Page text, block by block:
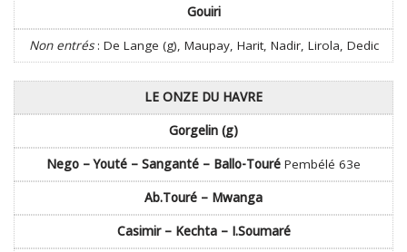
Gouiri
Non entrés: De Lange (g), Maupay, Harit, Nadir, Lirola, Dedic
LE ONZE DU HAVRE
Gorgelin (g)
Nego – Youté – Sanganté – Ballo-Touré Pembélé 63e
Ab.Touré – Mwanga
Casimir – Kechta – I.Soumaré